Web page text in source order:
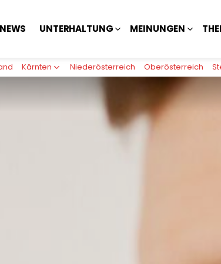
UNTERHALTUNG MEINUNGEN
Kärnten Niederösterreich Oberösterreich